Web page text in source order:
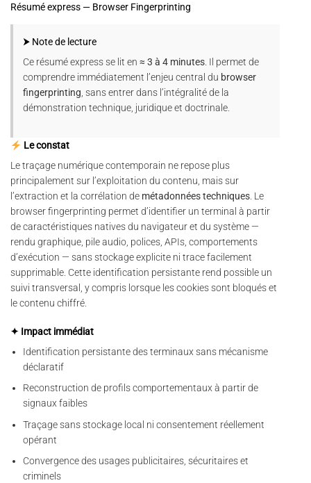
Résumé express — Browser Fingerprinting
⮞ Note de lecture
Ce résumé express se lit en≈ 3 à 4 minutes . Il permet de
comprendre immédiatement l’enjeu central du browser
fingerprinting , sans entrer dans l’intégralité de la
démonstration technique, juridique et doctrinale.
Le constat
Le traçage numérique contemporain ne repose plus
principalement sur l’exploitation du contenu, mais sur
l’extraction et la corrélation de métadonnées techniques. Le
browser fingerprinting permet d’identifier un terminal à partir
de caractéristiques natives du navigateur et du système —
rendu graphique, pile audio, polices, APIs, comportements
d’exécution — sans stockage explicite ni trace facilement
supprimable. Cette identification persistante rend possible un
suivi transversal, y compris lorsque les cookies sont bloqués et
le contenu chiffré.
✦ Impact immédiat
Identification persistante des terminaux sans mécanisme
déclaratif
Reconstruction de profils comportementaux à partir de
signaux faibles
Traçage sans stockage local ni consentement réellement
opérant
Convergence des usages publicitaires, sécuritaires et
criminels